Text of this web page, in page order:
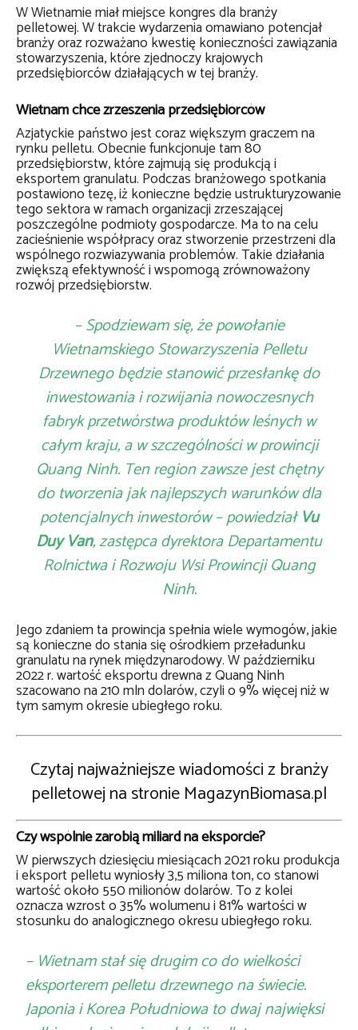
W Wietnamie miał miejsce kongres dla branży
pelletowej. W trakcie wydarzenia omawiano potencjał
branży oraz rozważano kwestię konieczności zawiązania
stowarzyszenia, które zjednoczy krajowych
przedsiębiorców działających w tej branży.
Wietnam chce zrzeszenia przedsiębiorców
Azjatyckie państwo jest coraz większym graczem na
rynku pelletu. Obecnie funkcjonuje tam 80
przedsiębiorstw, które zajmują się produkcją i
eksportem granulatu. Podczas branżowego spotkania
postawiono tezę, iż konieczne będzie ustrukturyzowanie
tego sektora w ramach organizacji zrzeszającej
poszczególne podmioty gospodarcze. Ma to na celu
zacieśnienie współpracy oraz stworzenie przestrzeni dla
wspólnego rozwiazywania problemów. Takie działania
zwiększą efektywność i wspomogą zrównoważony
rozwój przedsiębiorstw.
– Spodziewam się, że powołanie
Wietnamskiego Stowarzyszenia Pelletu
Drzewnego będzie stanowić przesłankę do
inwestowania i rozwijania nowoczesnych
fabryk przetwórstwa produktów leśnych w
całym kraju, a w szczególności w prowincji
Quang Ninh. Ten region zawsze jest chętny
do tworzenia jak najlepszych warunków dla
potencjalnych inwestorów – powiedziałVu
Duy Van, zastępca dyrektora Departamentu
Rolnictwa i Rozwoju Wsi Prowincji Quang
Ninh.
Jego zdaniem ta prowincja spełnia wiele wymogów, jakie
są konieczne do stania się ośrodkiem przeładunku
granulatu na rynek międzynarodowy. W październiku
2022 r. wartość eksportu drewna z Quang Ninh
szacowano na 210 mln dolarów, czyli o 9% więcej niż w
tym samym okresie ubiegłego roku.
Czytaj najważniejsze wiadomości z branży
pelletowej na stronie MagazynBiomasa.pl
Czy wspólnie zarobią miliard na eksporcie?
W pierwszych dziesięciu miesiącach 2021 roku produkcja
i eksport pelletu wyniosły 3,5 miliona ton, co stanowi
wartość około 550 milionów dolarów. To z kolei
oznacza wzrost o 35% wolumenu i 81% wartości w
stosunku do analogicznego okresu ubiegłego roku.
– Wietnam stał się drugim co do wielkości
eksporterem pelletu drzewnego na świecie.
Japonia i Korea Południowa to dwaj najwięksi